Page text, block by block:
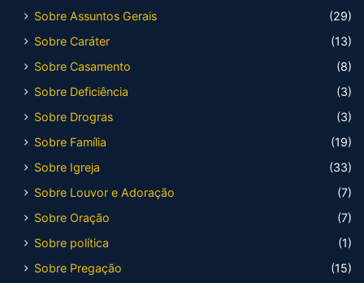
Sobre Assuntos Gerais
(29)
Sobre Caráter
(13)
Sobre Casamento
(8)
Sobre Deficiência
(3)
Sobre Drogras
(3)
Sobre Família
(19)
Sobre Igreja
(33)
Sobre Louvor e Adoração
(7)
Sobre Oração
(7)
Sobre política
(1)
Sobre Pregação
(15)